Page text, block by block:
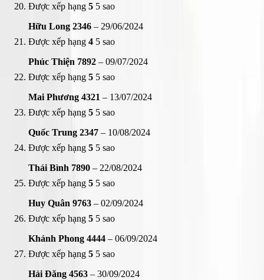
Được xếp hạng 5 5 sao
Hữu Long 2346 – 29/06/2024
Được xếp hạng 4 5 sao
Phúc Thiện 7892 – 09/07/2024
Được xếp hạng 5 5 sao
Mai Phương 4321 – 13/07/2024
Được xếp hạng 5 5 sao
Quốc Trung 2347 – 10/08/2024
Được xếp hạng 5 5 sao
Thái Bình 7890 – 22/08/2024
Được xếp hạng 5 5 sao
Huy Quân 9763 – 02/09/2024
Được xếp hạng 5 5 sao
Khánh Phong 4444 – 06/09/2024
Được xếp hạng 5 5 sao
Hải Đăng 4563 – 30/09/2024